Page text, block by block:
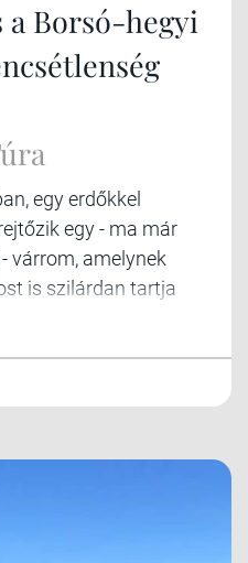
a Borsó-hegyi
egy erdőkkel
egy - ma már
várrom, amelynek
is szilárdan tartja
és várurak
volt Kassa